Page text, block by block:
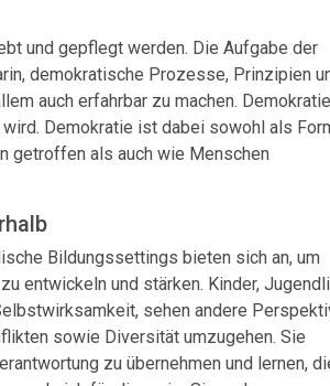
und gepflegt werden. Die Aufgabe der
demokratische Prozesse, Prinzipien
auch erfahrbar zu machen. Demokratie
Demokratie ist dabei sowohl als
getroffen als auch wie Menschen
Bildungssettings bieten sich an, um
entwickeln und stärken. Kinder,
sehen andere
sowie Diversität umzugehen. Sie
zu übernehmen und lernen,